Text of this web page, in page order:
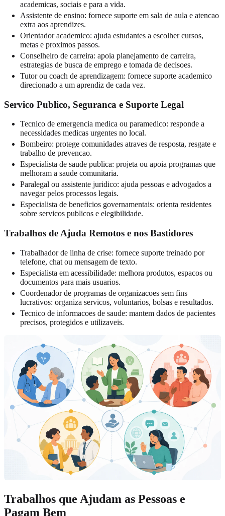
academicas, sociais e para a vida.
Assistente de ensino: fornece suporte em sala de aula e atencao
extra aos aprendizes.
Orientador academico: ajuda estudantes a escolher cursos,
metas e proximos passos.
Conselheiro de carreira: apoia planejamento de carreira,
estrategias de busca de emprego e tomada de decisoes.
Tutor ou coach de aprendizagem: fornece suporte academico
direcionado a um aprendiz de cada vez.
Servico Publico, Seguranca e Suporte Legal
Tecnico de emergencia medica ou paramedico: responde a
necessidades medicas urgentes no local.
Bombeiro: protege comunidades atraves de resposta, resgate e
trabalho de prevencao.
Especialista de saude publica: projeta ou apoia programas que
melhoram a saude comunitaria.
Paralegal ou assistente juridico: ajuda pessoas e advogados a
navegar pelos processos legais.
Especialista de beneficios governamentais: orienta residentes
sobre servicos publicos e elegibilidade.
Trabalhos de Ajuda Remotos e nos Bastidores
Trabalhador de linha de crise: fornece suporte treinado por
telefone, chat ou mensagem de texto.
Especialista em acessibilidade: melhora produtos, espacos ou
documentos para mais usuarios.
Coordenador de programas de organizacoes sem fins
lucrativos: organiza servicos, voluntarios, bolsas e resultados.
Tecnico de informacoes de saude: mantem dados de pacientes
precisos, protegidos e utilizaveis.
Trabalhos que Ajudam as Pessoas e
Pagam Bem